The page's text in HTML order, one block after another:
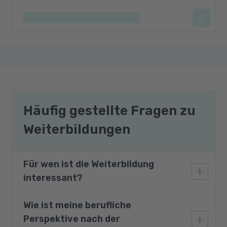
Häufig gestellte Fragen zu
Weiterbildungen
Für wen ist die Weiterbildung
interessant?
Die Weiterbildung richtet sich an eine breite
Zielgruppe, die ihre Fähigkeiten in der
Wie ist meine berufliche
Perspektive nach der